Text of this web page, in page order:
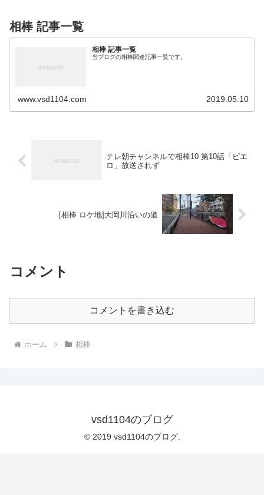
相棒 記事一覧
相棒 記事一覧
当ブログの相棒関連記事一覧です。
www.vsd1104.com 2019.05.10
テレ朝チャンネルで相棒10 第10話「ピエ
ロ」放送されず
[相棒 ロケ地]大岡川沿いの道
コメント
コメントを書き込む
ホーム 相棒
vsd1104のブログ
© 2019 vsd1104のブログ.